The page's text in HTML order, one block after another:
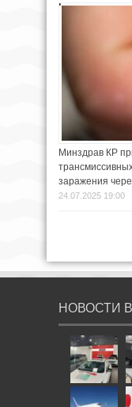
Минздрав КР
заражения
24.07.2025 19:00
НОВОСТИ